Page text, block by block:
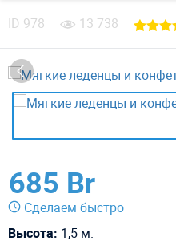
ID 978 13 738
685 Br
Сделаем быстро
Высота: 1,5 м.